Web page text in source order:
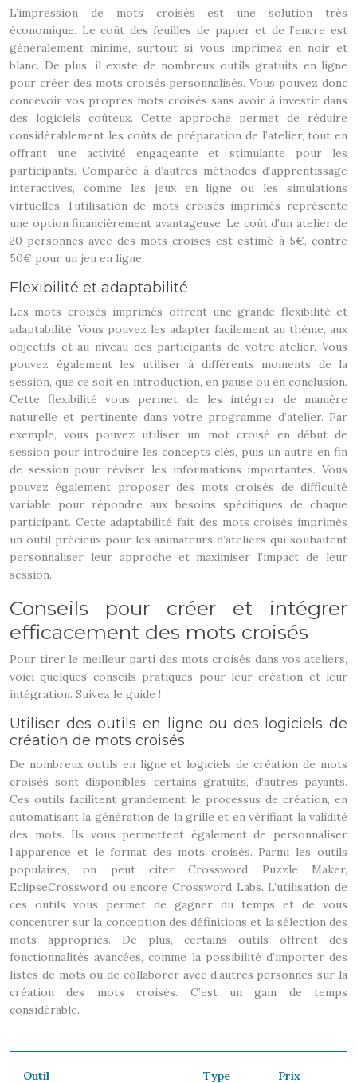
L’impression de mots croisés est une solution très
économique. Le coût des feuilles de papier et de l’encre est
généralement minime, surtout si vous imprimez en noir et
blanc. De plus, il existe de nombreux outils gratuits en ligne
pour créer des mots croisés personnalisés. Vous pouvez donc
concevoir vos propres mots croisés sans avoir à investir dans
des logiciels coûteux. Cette approche permet de réduire
considérablement les coûts de préparation de l’atelier, tout en
offrant une activité engageante et stimulante pour les
participants. Comparée à d’autres méthodes d’apprentissage
interactives, comme les jeux en ligne ou les simulations
virtuelles, l’utilisation de mots croisés imprimés représente
une option financièrement avantageuse. Le coût d’un atelier de
20 personnes avec des mots croisés est estimé à 5€, contre
50€ pour un jeu en ligne.
Flexibilité et adaptabilité
Les mots croisés imprimés offrent une grande flexibilité et
adaptabilité. Vous pouvez les adapter facilement au thème, aux
objectifs et au niveau des participants de votre atelier. Vous
pouvez également les utiliser à différents moments de la
session, que ce soit en introduction, en pause ou en conclusion.
Cette flexibilité vous permet de les intégrer de manière
naturelle et pertinente dans votre programme d’atelier. Par
exemple, vous pouvez utiliser un mot croisé en début de
session pour introduire les concepts clés, puis un autre en fin
de session pour réviser les informations importantes. Vous
pouvez également proposer des mots croisés de difficulté
variable pour répondre aux besoins spécifiques de chaque
participant. Cette adaptabilité fait des mots croisés imprimés
un outil précieux pour les animateurs d’ateliers qui souhaitent
personnaliser leur approche et maximiser l’impact de leur
session.
Conseils pour créer et intégrer
efficacement des mots croisés
Pour tirer le meilleur parti des mots croisés dans vos ateliers,
voici quelques conseils pratiques pour leur création et leur
intégration. Suivez le guide !
Utiliser des outils en ligne ou des logiciels de
création de mots croisés
De nombreux outils en ligne et logiciels de création de mots
croisés sont disponibles, certains gratuits, d’autres payants.
Ces outils facilitent grandement le processus de création, en
automatisant la génération de la grille et en vérifiant la validité
des mots. Ils vous permettent également de personnaliser
l’apparence et le format des mots croisés. Parmi les outils
populaires, on peut citer Crossword Puzzle Maker,
EclipseCrossword ou encore Crossword Labs. L’utilisation de
ces outils vous permet de gagner du temps et de vous
concentrer sur la conception des définitions et la sélection des
mots appropriés. De plus, certains outils offrent des
fonctionnalités avancées, comme la possibilité d’importer des
listes de mots ou de collaborer avec d’autres personnes sur la
création des mots croisés. C’est un gain de temps
considérable.
Outil Type Prix